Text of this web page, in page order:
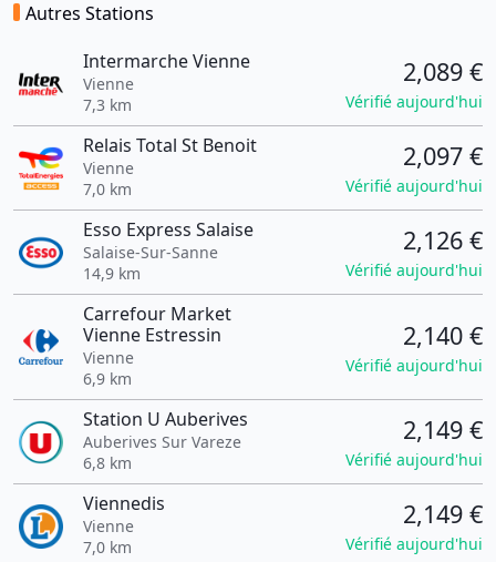
Autres Stations
Intermarche Vienne
Vienne
7,3 km
2,089 €
Vérifié aujourd'hui
Relais Total St Benoit
Vienne
7,0 km
2,097 €
Vérifié aujourd'hui
Esso Express Salaise
Salaise-Sur-Sanne
14,9 km
2,126 €
Vérifié aujourd'hui
Carrefour Market
Vienne Estressin
Vienne
6,9 km
2,140 €
Vérifié aujourd'hui
Station U Auberives
Auberives Sur Vareze
6,8 km
2,149 €
Vérifié aujourd'hui
Viennedis
Vienne
7,0 km
2,149 €
Vérifié aujourd'hui